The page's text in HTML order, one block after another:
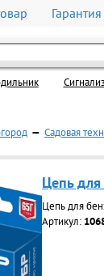
— Садовая
Цепь
Цепь для
Артикул: